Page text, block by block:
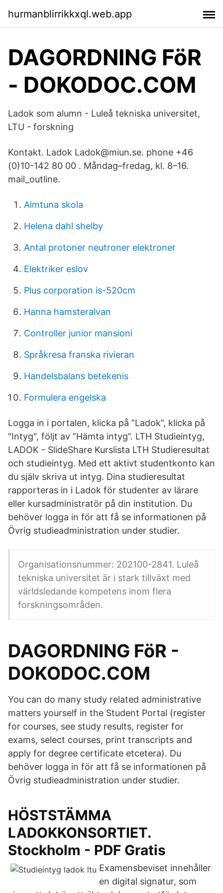
hurmanblirrikkxql.web.app
DAGORDNING FöR
- DOKODOC.COM
Ladok som alumn - Luleå tekniska universitet,
LTU - forskning
Kontakt. Ladok Ladok@miun.se. phone +46
(0)10-142 80 00 . Måndag–fredag, kl. 8–16.
mail_outline.
Almtuna skola
Helena dahl shelby
Antal protoner neutroner elektroner
Elektriker eslov
Plus corporation is-520cm
Hanna hamsteralvan
Controller junior mansioni
Språkresa franska rivieran
Handelsbalans betekenis
Formulera engelska
Logga in i portalen, klicka på ”Ladok”, klicka på
"Intyg", följt av ”Hämta intyg”. LTH Studieintyg,
LADOK - SlideShare Kurslista LTH Studieresultat
och studieintyg. Med ett aktivt studentkonto kan
du själv skriva ut intyg. Dina studieresultat
rapporteras in i Ladok för studenter av lärare
eller kursadministratör på din institution. Du
behöver logga in för att få se informationen på
Övrig studieadministration under studier.
Organisationsnummer: 202100-2841. Luleå
tekniska universitet är i stark tillväxt med
världsledande kompetens inom flera
forskningsområden.
DAGORDNING FöR -
DOKODOC.COM
You can do many study related administrative
matters yourself in the Student Portal (register
for courses, see study results, register for
exams, select courses, print transcripts and
apply for degree certificate etcetera). Du
behöver logga in för att få se informationen på
Övrig studieadministration under studier.
HÖSTSTÄMMA
LADOKKONSORTIET.
Stockholm - PDF Gratis
Examensbeviset innehåller
en digital signatur, som